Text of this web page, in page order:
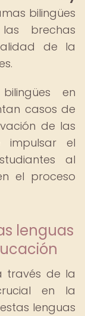
bilingües
brechas
de la
en
casos de
de las
impulsar el
al
el proceso
lenguas
través de la
en la
lenguas